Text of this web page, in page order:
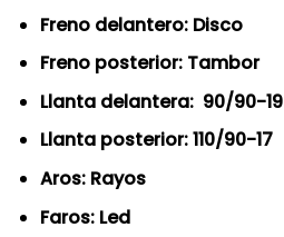
Freno delantero: Disco
Freno posterior: Tambor
Llanta delantera: 90/90-19
Llanta posterior: 110/90-17
Aros: Rayos
Faros: Led